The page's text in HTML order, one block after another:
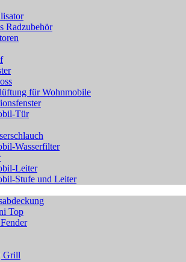
Radzubehör
für Wohnmobile
Tür
Wasserfilter
Leiter
Stufe und Leiter
Top
Grill